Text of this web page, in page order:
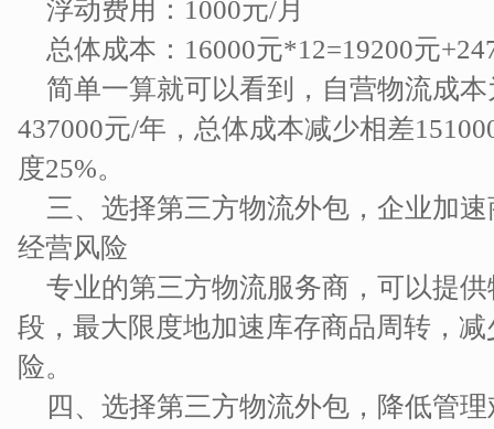
浮动费用：1000元/月
总体成本：16000元*12=19200元
简单一算就可以看到，自营物流成
437000元/年，总体成本减少相差
度25%。
三、选择第三方物流外包，企业加
经营风险
专业的第三方物流服务商，可以提
段，最大限度地加速库存商品周转，
险。
四、选择第三方物流外包，降低管